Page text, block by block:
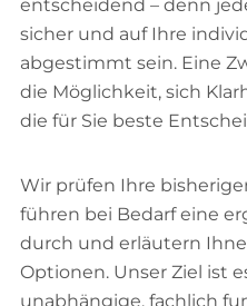
entscheidend – denn
sicher und auf Ihre
abgestimmt sein. Eine
die Möglichkeit, sich
die für Sie beste
Wir prüfen Ihre
führen bei Bedarf eine
durch und erläutern
Optionen. Unser Ziel ist
unabhängige, fachlich